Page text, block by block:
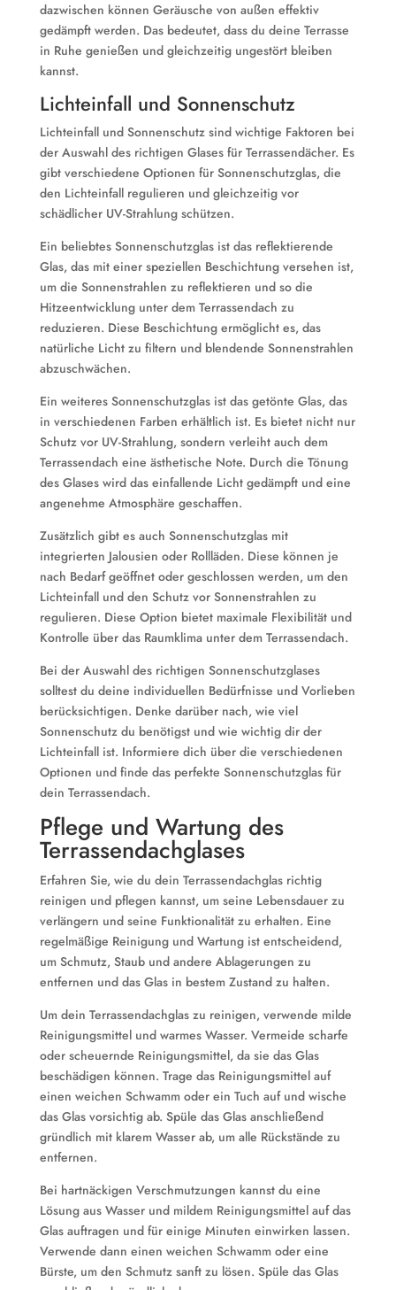
dazwischen können Geräusche von außen effektiv
gedämpft werden. Das bedeutet, dass du deine Terrasse
in Ruhe genießen und gleichzeitig ungestört bleiben
kannst.
Lichteinfall und Sonnenschutz
Lichteinfall und Sonnenschutz sind wichtige Faktoren bei
der Auswahl des richtigen Glases für Terrassendächer. Es
gibt verschiedene Optionen für Sonnenschutzglas, die
den Lichteinfall regulieren und gleichzeitig vor
schädlicher UV-Strahlung schützen.
Ein beliebtes Sonnenschutzglas ist das reflektierende
Glas, das mit einer speziellen Beschichtung versehen ist,
um die Sonnenstrahlen zu reflektieren und so die
Hitzeentwicklung unter dem Terrassendach zu
reduzieren. Diese Beschichtung ermöglicht es, das
natürliche Licht zu filtern und blendende Sonnenstrahlen
abzuschwächen.
Ein weiteres Sonnenschutzglas ist das getönte Glas, das
in verschiedenen Farben erhältlich ist. Es bietet nicht nur
Schutz vor UV-Strahlung, sondern verleiht auch dem
Terrassendach eine ästhetische Note. Durch die Tönung
des Glases wird das einfallende Licht gedämpft und eine
angenehme Atmosphäre geschaffen.
Zusätzlich gibt es auch Sonnenschutzglas mit
integrierten Jalousien oder Rollläden. Diese können je
nach Bedarf geöffnet oder geschlossen werden, um den
Lichteinfall und den Schutz vor Sonnenstrahlen zu
regulieren. Diese Option bietet maximale Flexibilität und
Kontrolle über das Raumklima unter dem Terrassendach.
Bei der Auswahl des richtigen Sonnenschutzglases
solltest du deine individuellen Bedürfnisse und Vorlieben
berücksichtigen. Denke darüber nach, wie viel
Sonnenschutz du benötigst und wie wichtig dir der
Lichteinfall ist. Informiere dich über die verschiedenen
Optionen und finde das perfekte Sonnenschutzglas für
dein Terrassendach.
Pflege und Wartung des
Terrassendachglases
Erfahren Sie, wie du dein Terrassendachglas richtig
reinigen und pflegen kannst, um seine Lebensdauer zu
verlängern und seine Funktionalität zu erhalten. Eine
regelmäßige Reinigung und Wartung ist entscheidend,
um Schmutz, Staub und andere Ablagerungen zu
entfernen und das Glas in bestem Zustand zu halten.
Um dein Terrassendachglas zu reinigen, verwende milde
Reinigungsmittel und warmes Wasser. Vermeide scharfe
oder scheuernde Reinigungsmittel, da sie das Glas
beschädigen können. Trage das Reinigungsmittel auf
einen weichen Schwamm oder ein Tuch auf und wische
das Glas vorsichtig ab. Spüle das Glas anschließend
gründlich mit klarem Wasser ab, um alle Rückstände zu
entfernen.
Bei hartnäckigen Verschmutzungen kannst du eine
Lösung aus Wasser und mildem Reinigungsmittel auf das
Glas auftragen und für einige Minuten einwirken lassen.
Verwende dann einen weichen Schwamm oder eine
Bürste, um den Schmutz sanft zu lösen. Spüle das Glas